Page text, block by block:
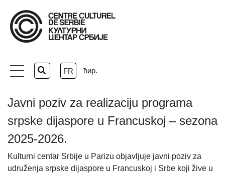
Skip
FR ћир.
Javni poziv za realizaciju programa
srpske dijaspore u Francuskoj – sezona
2025-2026.
Kulturni centar Srbije u Parizu objavljuje javni poziv za
udruženja srpske dijaspore u Francuskoj i Srbe koji žive u